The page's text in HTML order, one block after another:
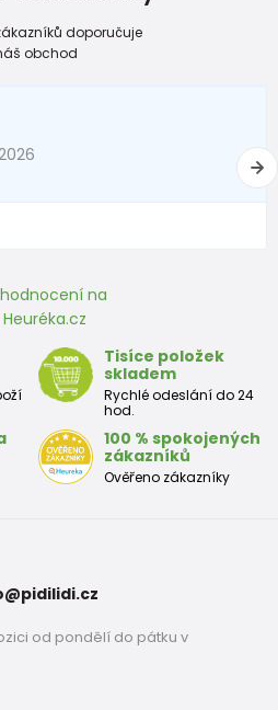
doporučuje
obchod
na
Tisíce položek
skladem
Rychlé odeslání do 24
hod.
100 % spokojených
zákazníků
Ověřeno zákazníky
od pondělí do pátku v